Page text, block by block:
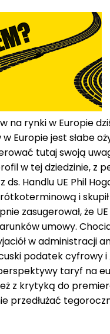
na rynki w Europie
Europie jest słabe
tutaj swoją
w tej dziedzinie, z
ds. Handlu UE Phil
i
zasugerował, że
umowy.
w administracji
podatek cyfrowy i
taryf na
z krytyką do
przedłużać